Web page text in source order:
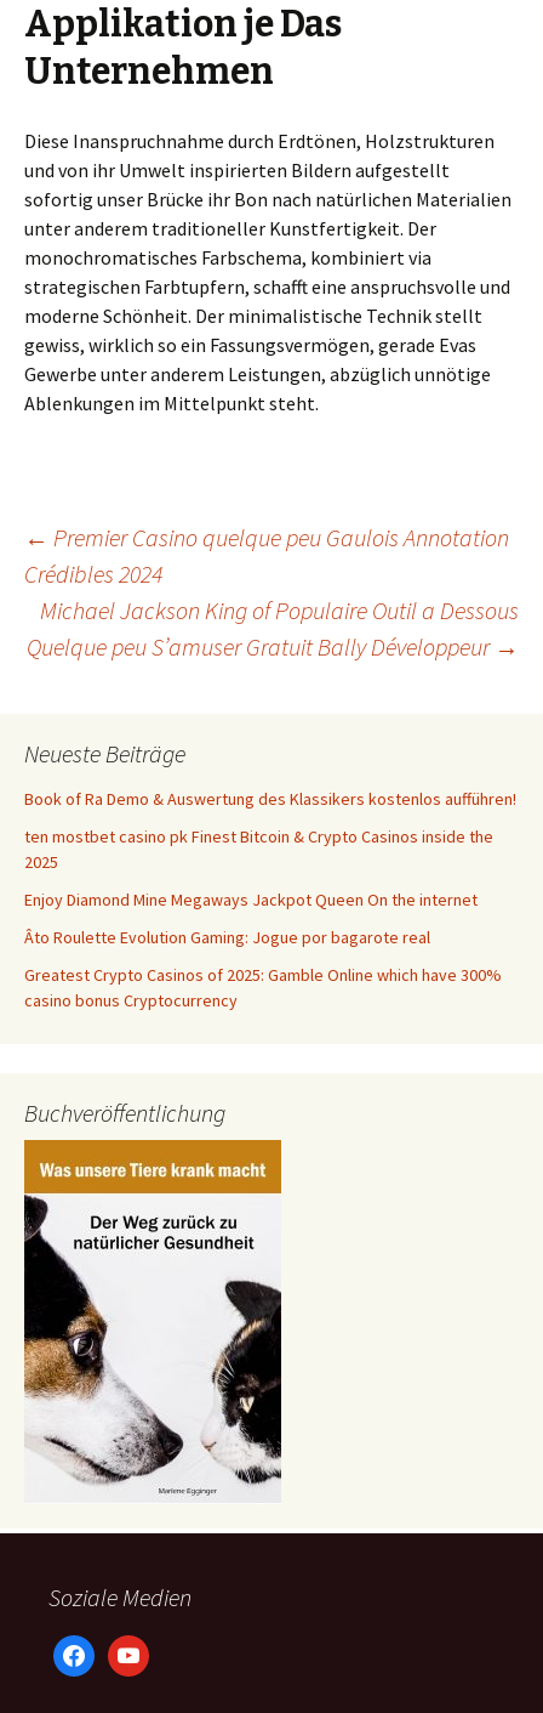
Applikation je Das
Unternehmen
Diese Inanspruchnahme durch Erdtönen, Holzstrukturen
und von ihr Umwelt inspirierten Bildern aufgestellt
sofortig unser Brücke ihr Bon nach natürlichen Materialien
unter anderem traditioneller Kunstfertigkeit. Der
monochromatisches Farbschema, kombiniert via
strategischen Farbtupfern, schafft eine anspruchsvolle und
moderne Schönheit. Der minimalistische Technik stellt
gewiss, wirklich so ein Fassungsvermögen, gerade Evas
Gewerbe unter anderem Leistungen, abzüglich unnötige
Ablenkungen im Mittelpunkt steht.
Beitrags-
Navigation
← Premier Casino quelque peu Gaulois Annotation
Crédibles 2024
Michael Jackson King of Populaire Outil a Dessous
Quelque peu S’amuser Gratuit Bally Développeur →
Neueste Beiträge
Book of Ra Demo & Auswertung des Klassikers kostenlos aufführen!
ten mostbet casino pk Finest Bitcoin & Crypto Casinos inside the
2025
Enjoy Diamond Mine Megaways Jackpot Queen On the internet
Âto Roulette Evolution Gaming: Jogue por bagarote real
Greatest Crypto Casinos of 2025: Gamble Online which have 300%
casino bonus Cryptocurrency
Buchveröffentlichung
Soziale Medien
facebookyoutube